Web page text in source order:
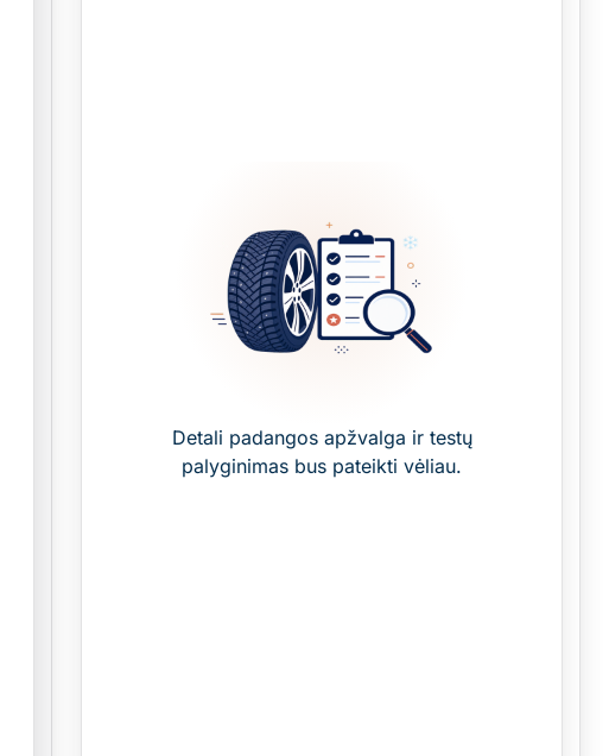
Detali padangos apžvalga ir testų
palyginimas bus pateikti vėliau.